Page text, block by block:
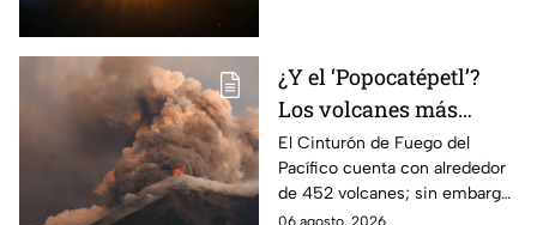
¿Y el ‘Popocatépetl’?
Los volcanes más
activos del Cinturón de
Fuego
El Cinturón de Fuego del
Pacífico cuenta con alrededor
de 452 volcanes; sin embargo,
solo algunos de ellos presentan
06 agosto, 2026